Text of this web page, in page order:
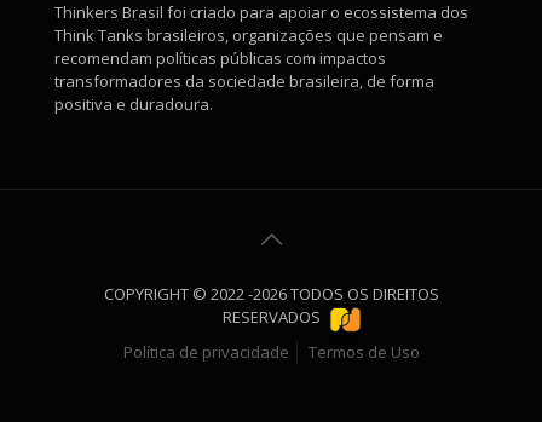
Thinkers Brasil foi criado para apoiar o ecossistema dos
Think Tanks brasileiros, organizações que pensam e
recomendam políticas públicas com impactos
transformadores da sociedade brasileira, de forma
positiva e duradoura.
COPYRIGHT © 2022 -2026 TODOS OS DIREITOS
RESERVADOS
Política de privacidade
Termos de Uso